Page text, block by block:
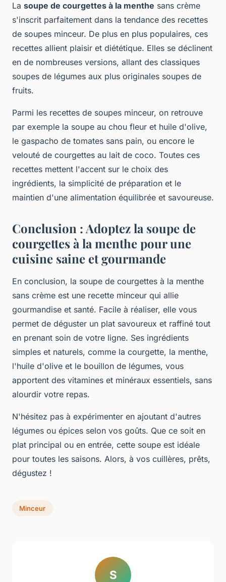
La soupe de courgettes à la menthe sans crème
s'inscrit parfaitement dans la tendance des recettes
de soupes minceur. De plus en plus populaires, ces
recettes allient plaisir et diététique. Elles se déclinent
en de nombreuses versions, allant des classiques
soupes de légumes aux plus originales soupes de
fruits.
Parmi les recettes de soupes minceur, on retrouve
par exemple la soupe au chou fleur et huile d'olive,
le gaspacho de tomates sans pain, ou encore le
velouté de courgettes au lait de coco. Toutes ces
recettes mettent l'accent sur le choix des
ingrédients, la simplicité de préparation et le
maintien d'une alimentation équilibrée et savoureuse.
Conclusion : Adoptez la soupe de
courgettes à la menthe pour une
cuisine saine et gourmande
En conclusion, la soupe de courgettes à la menthe
sans crème est une recette minceur qui allie
gourmandise et santé. Facile à réaliser, elle vous
permet de déguster un plat savoureux et raffiné tout
en prenant soin de votre ligne. Ses ingrédients
simples et naturels, comme la courgette, la menthe,
l'huile d'olive et le bouillon de légumes, vous
apportent des vitamines et minéraux essentiels, sans
alourdir votre repas.
N'hésitez pas à expérimenter en ajoutant d'autres
légumes ou épices selon vos goûts. Que ce soit en
plat principal ou en entrée, cette soupe est idéale
pour toutes les saisons. Alors, à vos cuillères, prêts,
dégustez !
Minceur
S